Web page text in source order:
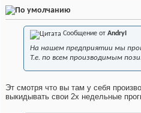
Сообщение от AndryI
На нашем предприятии мы
Т.е. по всем производимым
Эт смотря что вы там у себя
выкидывать свои 2х недельные